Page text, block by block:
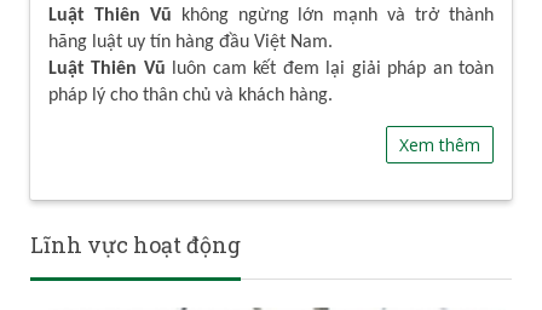
Luật Thiên Vũ không ngừng lớn mạnh và trở thành
hãng luật uy tín hàng đầu Việt Nam.
Luật Thiên Vũ luôn cam kết đem lại giải pháp an toàn
pháp lý cho thân chủ và khách hàng.
Xem thêm
Lĩnh vực hoạt động